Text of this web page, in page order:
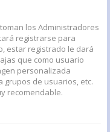
los Administradores
registrarse para
estar registrado le dará
que como usuario
personalizada
grupos de usuarios, etc.
recomendable.